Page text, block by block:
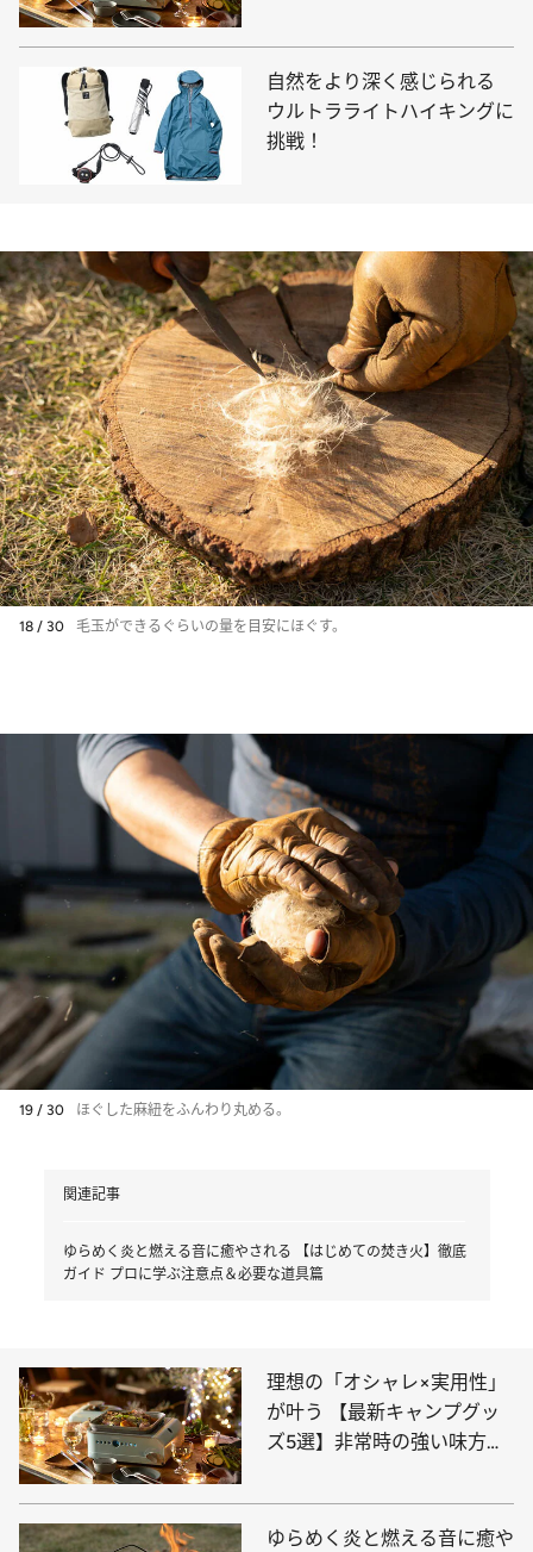
自然をより深く感じられる
ウルトラライトハイキングに
挑戦！
18 / 30 毛玉ができるぐらいの量を目安にほぐす。
19 / 30 ほぐした麻紐をふんわり丸める。
関連記事
ゆらめく炎と燃える音に癒やされる 【はじめての焚き火】徹底
ガイド プロに学ぶ注意点＆必要な道具篇
理想の「オシャレ×実用性」
が叶う 【最新キャンプグッ
ズ5選】非常時の強い味方に
ゆらめく炎と燃える音に癒や